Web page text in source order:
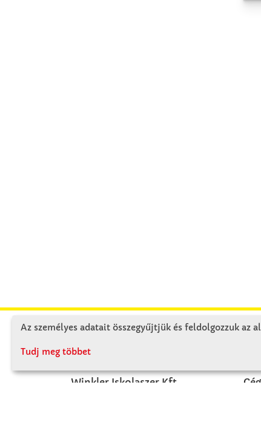
KAPCSOLAT
Winkler Iskolaszer Kft.
Az személyes adatait összegyűjtjük és feldolgozzuk az
Tudj meg többet